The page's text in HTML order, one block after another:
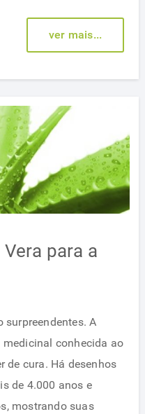
ver mais...
para a
surpreendentes. A
conhecida ao
de cura. Há desenhos
de 4.000 anos e
mostrando suas